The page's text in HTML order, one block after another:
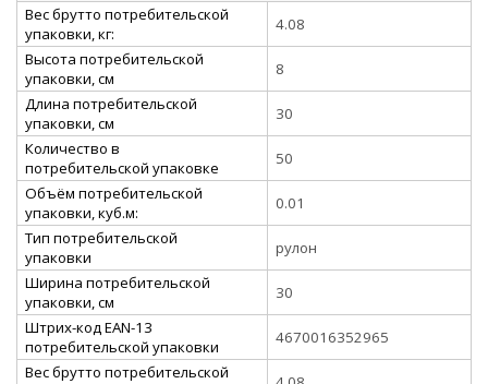
Вес брутто потребительской
упаковки, кг:
4.08
Высота потребительской
упаковки, см
8
Длина потребительской
упаковки, см
30
Количество в
потребительской упаковке
50
Объём потребительской
упаковки, куб.м:
0.01
Тип потребительской
упаковки
рулон
Ширина потребительской
упаковки, см
30
Штрих-код EAN-13
потребительской упаковки
4670016352965
Вес брутто потребительской